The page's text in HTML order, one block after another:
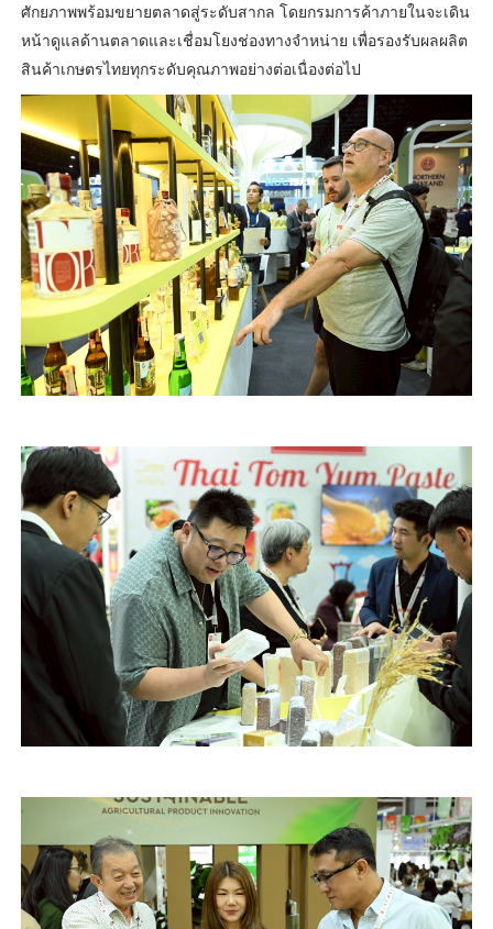
ศักยภาพพร้อมขยายตลาดสู่ระดับสากล โดยกรมการค้าภายในจะเดิน
หน้าดูแลด้านตลาดและเชื่อมโยงช่องทางจำหน่าย เพื่อรองรับผลผลิต
สินค้าเกษตรไทยทุกระดับคุณภาพอย่างต่อเนื่องต่อไป